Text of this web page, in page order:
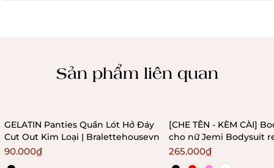
Sản phẩm liên quan
GELATIN Panties Quần Lót Hở Đáy
Cut Out Kim Loại | Bralettehousevn
90.000₫
[CHE TÊN - KÈM CÀI]
cho nữ Jemi Bodysuit
không gọng không
Bralettehousevn
265.000₫